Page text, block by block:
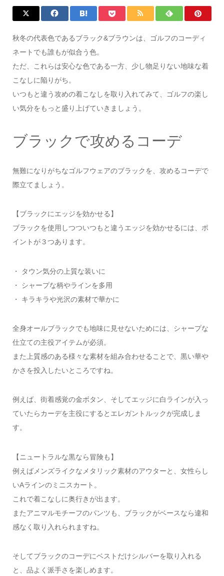
秋冬の代表色であるブラック&ブラウンは、ゴルフのコーディ
ネートでも誰もが似合う色。
ただ、これらは安心な色である一方、少し物足りない地味な着
こなしに陥りがち。
いつもと違う攻めの着こなしを取り入れてみて、ゴルフの楽し
い気分をもっと盛り上げていきましょう。
ブラックで攻めるコーデ
無難になりがちなゴルフウェアのブラックを、攻めるコーデで
際立てましょう。
【ブラックにエッジを効かせる】
ブラックを使用しつついつもと違うエッジを効かせるには、ポ
イントが３つあります。
・ タウン気分の上質な装いに
・ シャープな柄やラインを多用
・ キラキラや光沢の素材で華かに
全身オールブラックでも地味に見せないためには、シャープな
仕立ての主役アイテムが必須。
また上質感のある様々な素材を組み合わせることで、黒い華や
かさを投入したいところですね。
例えば、街着感覚の金ボタン、そしてエッジに白ラインが入っ
ていたらカーデを主役にするとエレガントルックが完成しま
す。
【ニュートラルな黒なら冒険も】
例えばメンズライクなメタリック素材のアウターと、女性らし
いAラインのミニスカート。
これで着こなしに奥行きが出ます。
またアニマルモチーフのパンツも、ブラックがベースなら違和
感なく取り入れられますね。
そしてブラックのコーデにベストだけシルバーを取り入れる
と、品よく派手さを楽しめます。